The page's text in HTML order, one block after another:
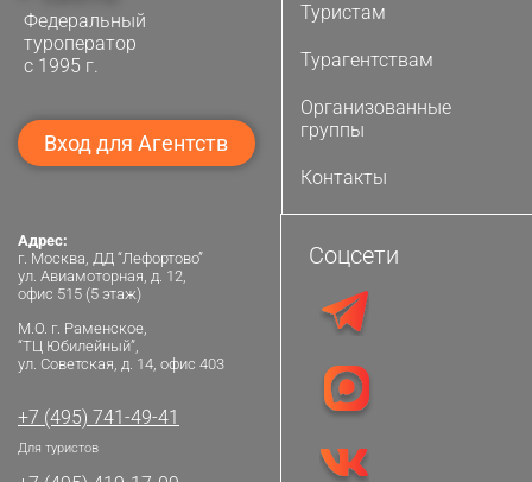
Федеральный
туроператор
с 1995 г.
Вход для Агентств
Туристам
Турагентствам
Организованные
группы
Контакты
Адрес:
г. Москва, ДД “Лефортово”
ул. Авиамоторная, д. 12,
офис 515 (5 этаж)
М.О. г. Раменское,
“ТЦ Юбилейный”,
ул. Советская, д. 14, офис 403
+7 (495) 741-49-41
Для туристов
Соцсети